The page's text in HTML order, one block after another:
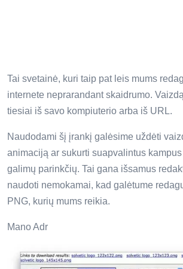
Tai svetainė, kuri taip pat leis mums
internete neprarandant skaidrumo.
tiesiai iš savo kompiuterio arba iš URL.
Naudodami šį įrankį galėsime uždėti
animaciją ar sukurti suapvalintus
galimų parinkčių. Tai gana išsamus
naudoti nemokamai, kad galėtume
PNG, kurių mums reikia.
Mano Adr